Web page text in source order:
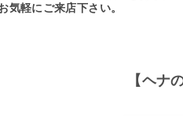
気軽にご来店下さい。
【ヘナ